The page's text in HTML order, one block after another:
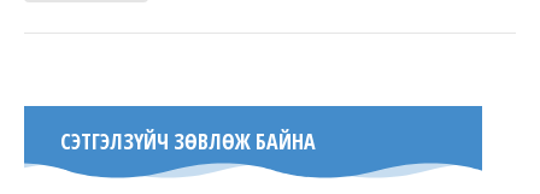
СЭТГЭЛЗҮЙЧ ЗӨВЛӨЖ БАЙНА